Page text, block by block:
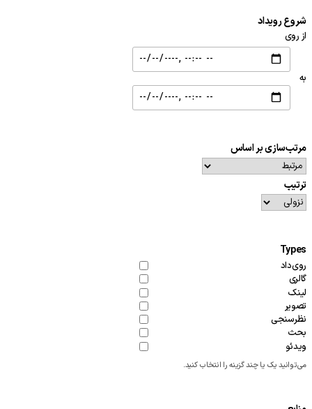
شروع رویداد
از روی
به
مرتب‌سازی بر اساس
ترتیب
Types
روی‌داد
گالری
لینک
تصویر
نظرسنجی
بحث
ویدئو
می‌توانید یک یا چند گزینه را انتخاب کنید.